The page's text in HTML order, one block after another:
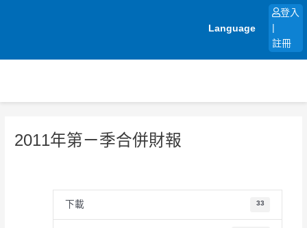
Language
登入
註冊
2011年第ㄧ季合併財報
下載 33